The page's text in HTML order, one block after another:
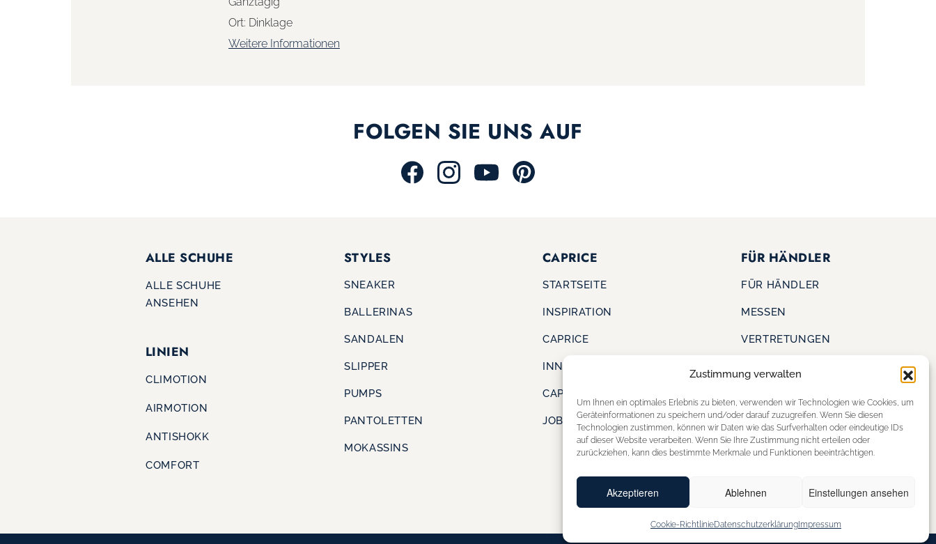
Zustimmung verwalten
Um Ihnen ein optimales Erlebnis zu bieten, verwenden wir Technologien wie Cookies, um
Geräteinformationen zu speichern und/oder darauf zuzugreifen. Wenn Sie diesen
Technologien zustimmen, können wir Daten wie das Surfverhalten oder eindeutige IDs
auf dieser Website verarbeiten. Wenn Sie Ihre Zustimmung nicht erteilen oder
zurückziehen, kann dies bestimmte Merkmale und Funktionen beeinträchtigen.
Akzeptieren Ablehnen Einstellungen ansehen
Cookie-RichtlinieDatenschutzerklärungImpressum
Ort: Dinklage
Weitere Informationen
FOLGEN SIE UNS AUF
ALLE SCHUHE
ALLE SCHUHE
ANSEHEN
LINIEN
CLIMOTION
AIRMOTION
ANTISHOKK
COMFORT
STYLES
SNEAKER
BALLERINAS
SANDALEN
SLIPPER
PUMPS
PANTOLETTEN
MOKASSINS
CAPRICE
STARTSEITE
INSPIRATION
CAPRICE
INNOVATION
CAPRICE CARES
JOBS & KARRIERE
FÜR HÄNDLER
FÜR HÄNDLER
MESSEN
VERTRETUNGEN
KONTAKT
SHOE OUTLET
STOREFINDER